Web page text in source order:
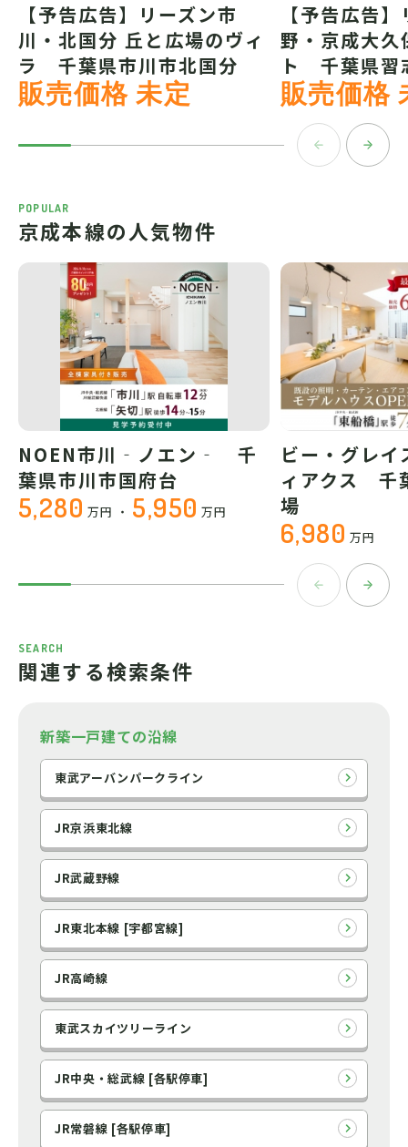
【予告広告】リーズン市
川・北国分 丘と広場のヴィ
ラ 千葉県市川市北国分
販売価格 未定
【予告広告
野・京成大
ト 千葉県習
販売価格
POPULAR
京成本線の人気物件
NOEN市川‐ノエン‐ 千
葉県市川市国府台
5,280 万円 ・ 5,950 万円
ビー・グレ
ィアクス 千
場
6,980 万円
SEARCH
関連する検索条件
新築一戸建ての沿線
東武アーバンパークライン
JR京浜東北線
JR武蔵野線
JR東北本線 [宇都宮線]
JR高崎線
東武スカイツリーライン
JR中央・総武線 [各駅停車]
JR常磐線 [各駅停車]